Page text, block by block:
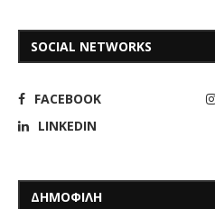
SOCIAL NETWORKS
FACEBOOK
LINKEDIN
ΔΗΜΟΦΙΛΗ